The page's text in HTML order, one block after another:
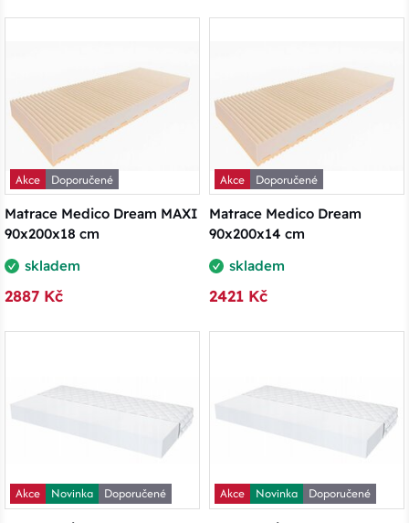
Akce
Doporučené
Matrace Medico Dream MAXI
90x200x18 cm
skladem
2887 Kč
Akce
Doporučené
Matrace Medico Dream
90x200x14 cm
skladem
2421 Kč
Akce Novinka
Doporučené
Akce Novinka
Doporučené